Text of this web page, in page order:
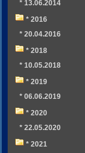
* 13.06.2014
* 2016
* 20.04.2016
* 2018
* 10.05.2018
* 2019
* 06.06.2019
* 2020
* 22.05.2020
* 2021